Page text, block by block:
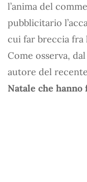
l’anima del
pubblicitario
cui far breccia fra
Come osserva,
autore del
Natale che hanno